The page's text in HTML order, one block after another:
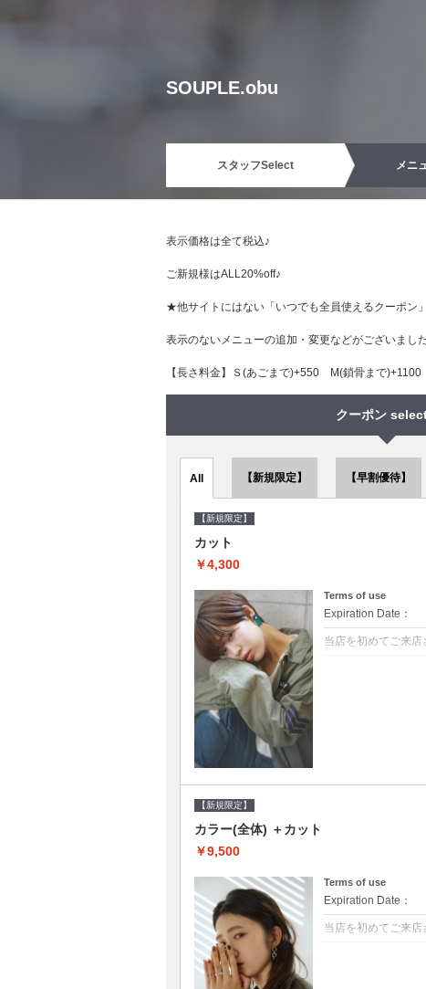
SOUPLE.obu
スタッフSelect メニ
表示価格は全て税込♪
ご新規様はALL20%off♪
★他サイトにはない「いつでも全員使えるクーポン
表示のないメニューの追加・変更などがございまし
【長さ料金】Ｓ(あごまで)+550 М(鎖骨まで
クーポン
All 【新規限定】 【早割優待】
【新規限定】
カット
￥4,300
Terms of use
Expiration Date：
当店を初めてご来店
【新規限定】
カラー(全体) ＋カット
￥9,500
Terms of use
Expiration Date：
当店を初めてご来店